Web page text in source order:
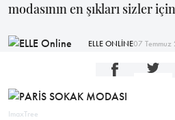
modasının en şıkları sizler
ELLE ONLİNE07
ImaxTree